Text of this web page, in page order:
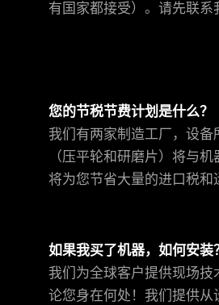
有国家都接受）。请先联系
您的节税节费计划是什么？
我们有两家制造工厂，设备
（压平轮和研磨片）将与
将为您节省大量的进口税和
如果我买了机器，如何安装
我们为全球客户提供现场技
论您身在何处！我们提供从